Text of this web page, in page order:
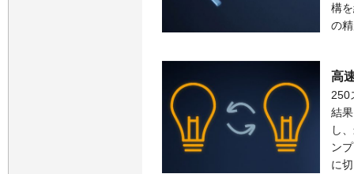
構
の
高
250
結
し
ン
に